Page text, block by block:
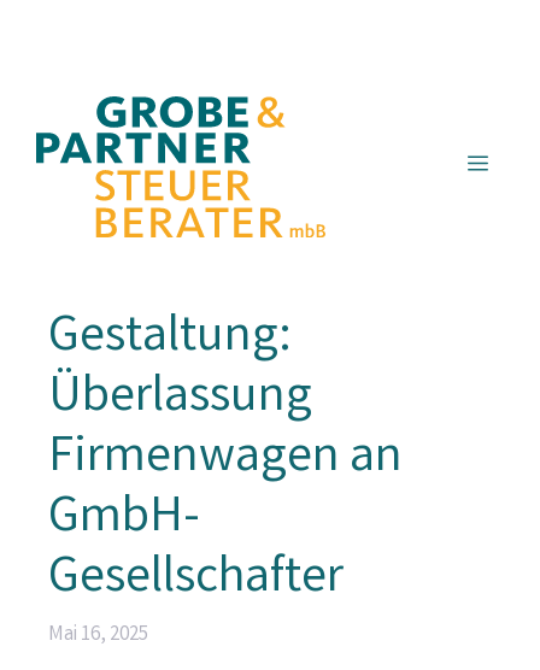
Menü
Gestaltung:
Überlassung
Firmenwagen an
GmbH-
Gesellschafter
Mai 16, 2025